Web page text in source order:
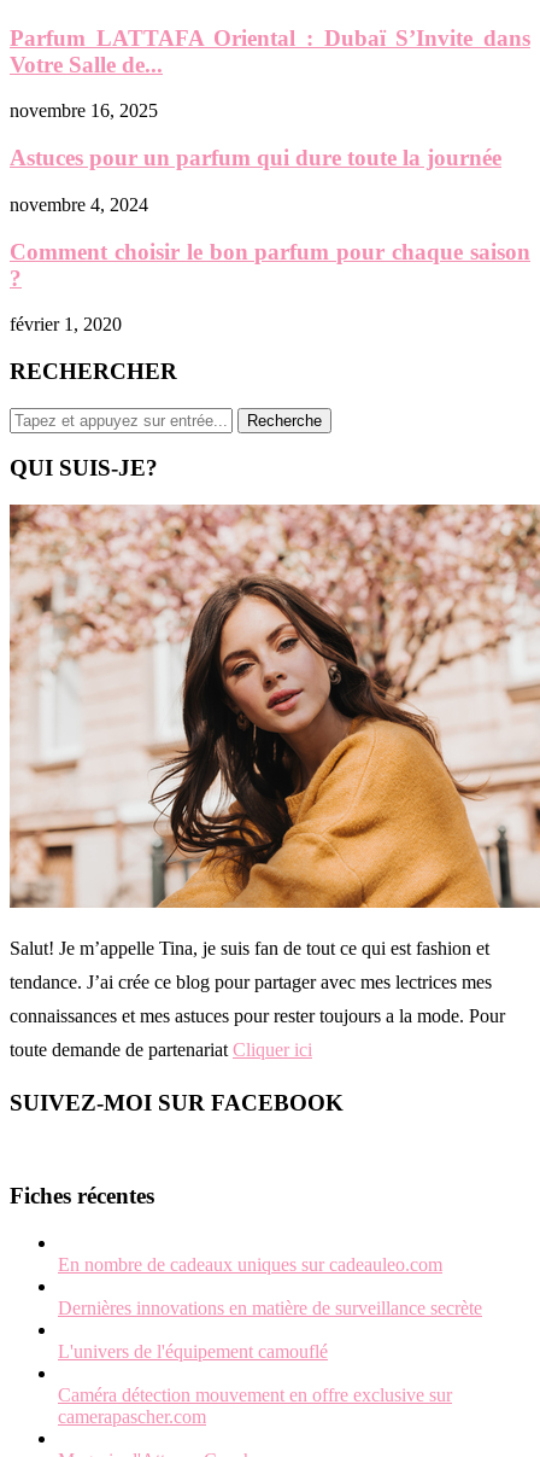
Parfum LATTAFA Oriental : Dubaï S’Invite dans
Votre Salle de...
novembre 16, 2025
Astuces pour un parfum qui dure toute la journée
novembre 4, 2024
Comment choisir le bon parfum pour chaque saison
?
février 1, 2020
RECHERCHER
QUI SUIS-JE?
Salut! Je m’appelle Tina, je suis fan de tout ce qui est fashion et
tendance. J’ai crée ce blog pour partager avec mes lectrices mes
connaissances et mes astuces pour rester toujours a la mode. Pour
toute demande de partenariat Cliquer ici
SUIVEZ-MOI SUR FACEBOOK
Fiches récentes
En nombre de cadeaux uniques sur cadeauleo.com
Dernières innovations en matière de surveillance secrète
L'univers de l'équipement camouflé
Caméra détection mouvement en offre exclusive sur
camerapascher.com